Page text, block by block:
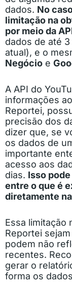
dados. No
limitação na
por meio da
dados de até
atual), e o
Negócio e
A API do
informações
Reportei,
precisão dos
dizer que, se
os dados de
importante
acesso aos
dias. Isso
entre o que é
diretamente
Essa limitação
Reportei
podem não
recentes.
gerar o
forma os